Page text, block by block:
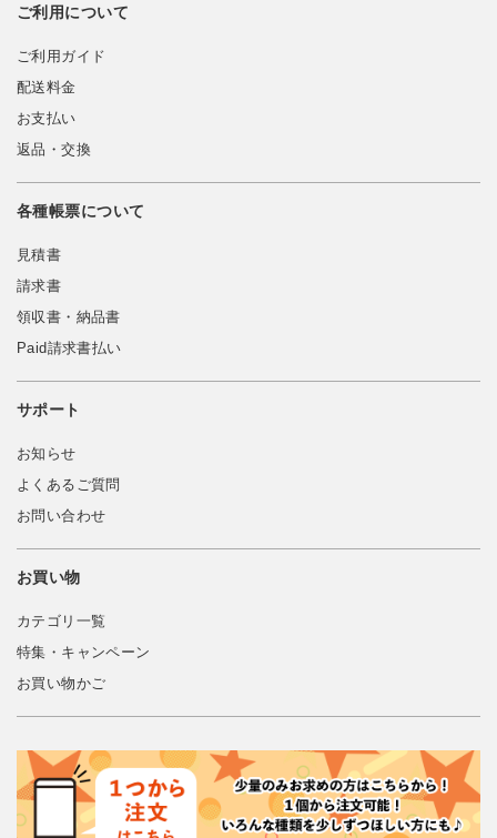
ご利用について
ご利用ガイド
配送料金
お支払い
返品・交換
各種帳票について
見積書
請求書
領収書・納品書
Paid請求書払い
サポート
お知らせ
よくあるご質問
お問い合わせ
お買い物
カテゴリ一覧
特集・キャンペーン
お買い物かご